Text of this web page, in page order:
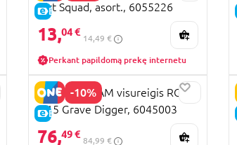
E-KAINA
Dirt Squad, asort., 6055226
13,04 €
14,49 €
Perkant papildomą prekę internetu
-10%
E-KAINA
MONSTER JAM visureigis RC
1:15 Grave Digger, 6045003
76,49 €
84,99 €